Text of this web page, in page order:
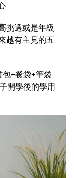
挑選或是年級
越有主見的五
+餐袋+筆袋
開學後的學用